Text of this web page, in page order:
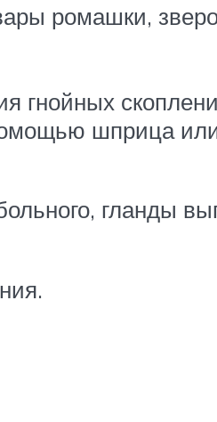
ромашки,
гнойных
шприца
гланды